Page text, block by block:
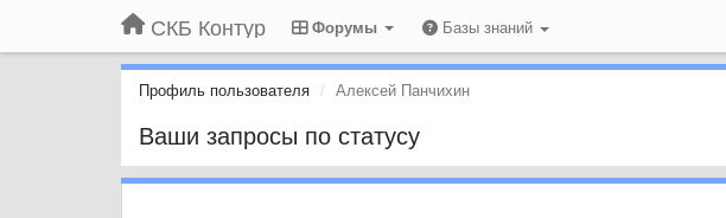
СКБ Контур Форумы Базы знаний
Профиль пользователя Алексей Панчихин
Ваши запросы по статусу